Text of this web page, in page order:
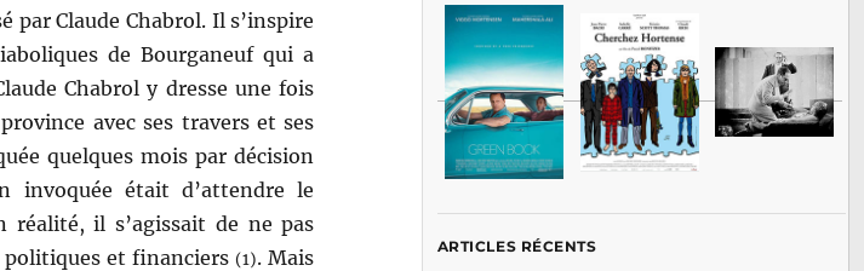
Claude Chabrol. Il s’inspire
de Bourganeuf qui a
Chabrol y dresse une fois
avec ses travers et ses
quelques mois par décision
invoquée était d’attendre le
réalité, il s’agissait de ne pas
politiques et financiers(1). Mais
ARTICLES RÉCENTS